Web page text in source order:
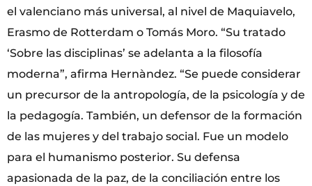
el valenciano más universal, al nivel de Maquiavelo,
Erasmo de Rotterdam o Tomás Moro. “Su tratado
‘Sobre las disciplinas’ se adelanta a la filosofía
moderna”, afirma Hernàndez. “Se puede considerar
un precursor de la antropología, de la psicología y de
la pedagogía. También, un defensor de la formación
de las mujeres y del trabajo social. Fue un modelo
para el humanismo posterior. Su defensa
apasionada de la paz, de la conciliación entre los